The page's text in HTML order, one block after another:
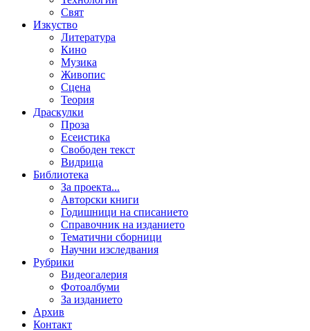
Свят
Изкуство
Литература
Кино
Музика
Живопис
Сцена
Теория
Драскулки
Проза
Есеистика
Свободен текст
Видрица
Библиотека
За проекта...
Авторски книги
Годишници на списанието
Справочник на изданието
Тематични сборници
Научни изследвания
Рубрики
Видеогалерия
Фотоалбуми
За изданието
Архив
Контакт